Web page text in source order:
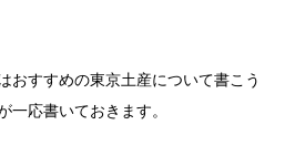
おすすめの東京土産について書こう
一応書いておきます。